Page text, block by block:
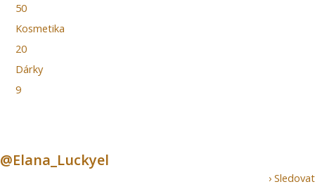
50
Kosmetika
20
Dárky
9
@Elana_Luckyel
› Sledovat